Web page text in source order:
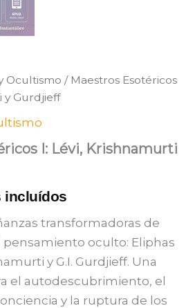
Ocultismo / Maestros Esotéricos
y Gurdjieff
I: Lévi, Krishnamurti
incluídos
transformadoras de
oculto: Eliphas
y G.I. Gurdjieff. Una
el autodescubrimiento, el
y la ruptura de los